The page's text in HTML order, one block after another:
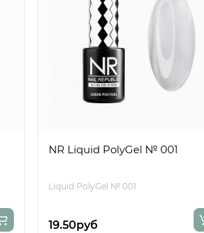
NR Liquid PolyGel № 001
Liquid PolyGel № 001
19.50руб